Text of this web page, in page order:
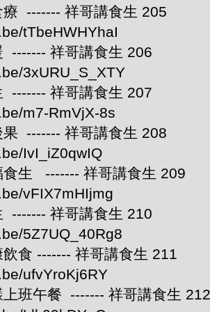
療 ------- 祥哥講食生 205
tTbeHWHYhaI
------- 祥哥講食生 206
3xURU_S_XTY
------- 祥哥講食生 207
m7-RmVjX-8s
果 ------- 祥哥講食生 208
IvI_iZ0qwIQ
食生 ------- 祥哥講食生 209
vFIX7mHIjmg
------- 祥哥講食生 210
5Z7UQ_40Rg8
食 ------- 祥哥講食生 211
ufvYroKj6RY
上班午餐 ------- 祥哥講食生 212